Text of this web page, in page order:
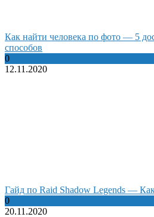
Как найти человека по фото — 5
способов
0
12.11.2020
Гайд по Raid Shadow Legends —
0
20.11.2020